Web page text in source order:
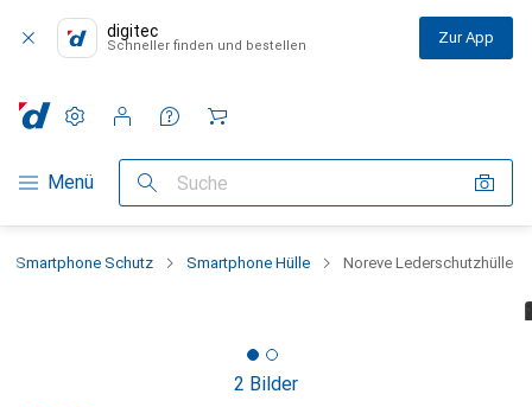
digitec
Schneller finden und bestellen Zur App
Navigation nach Kategorien
Menü Suche
Einstellungen
Kundenkonto
Vergleichslisten
Merklisten
Warenkorb
Smartphone Schutz Smartphone Hülle Noreve Lederschutzhülle
2 Bilder